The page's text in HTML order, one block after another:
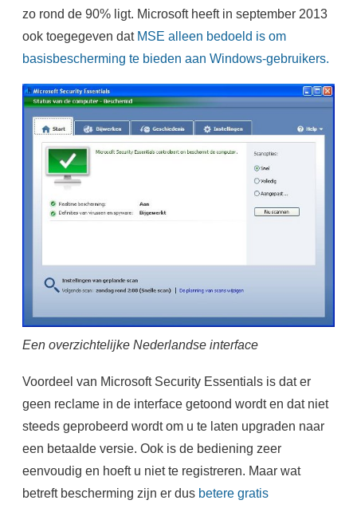
zo rond de 90% ligt. Microsoft heeft in september 2013
ook toegegeven dat MSE alleen bedoeld is om
basisbescherming te bieden aan Windows-gebruikers.
Een overzichtelijke Nederlandse interface
Voordeel van Microsoft Security Essentials is dat er
geen reclame in de interface getoond wordt en dat niet
steeds geprobeerd wordt om u te laten upgraden naar
een betaalde versie. Ook is de bediening zeer
eenvoudig en hoeft u niet te registreren. Maar wat
betreft bescherming zijn er dus betere gratis